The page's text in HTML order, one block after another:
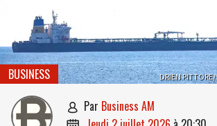
DRIEN
BUSINESS
 par Business AM